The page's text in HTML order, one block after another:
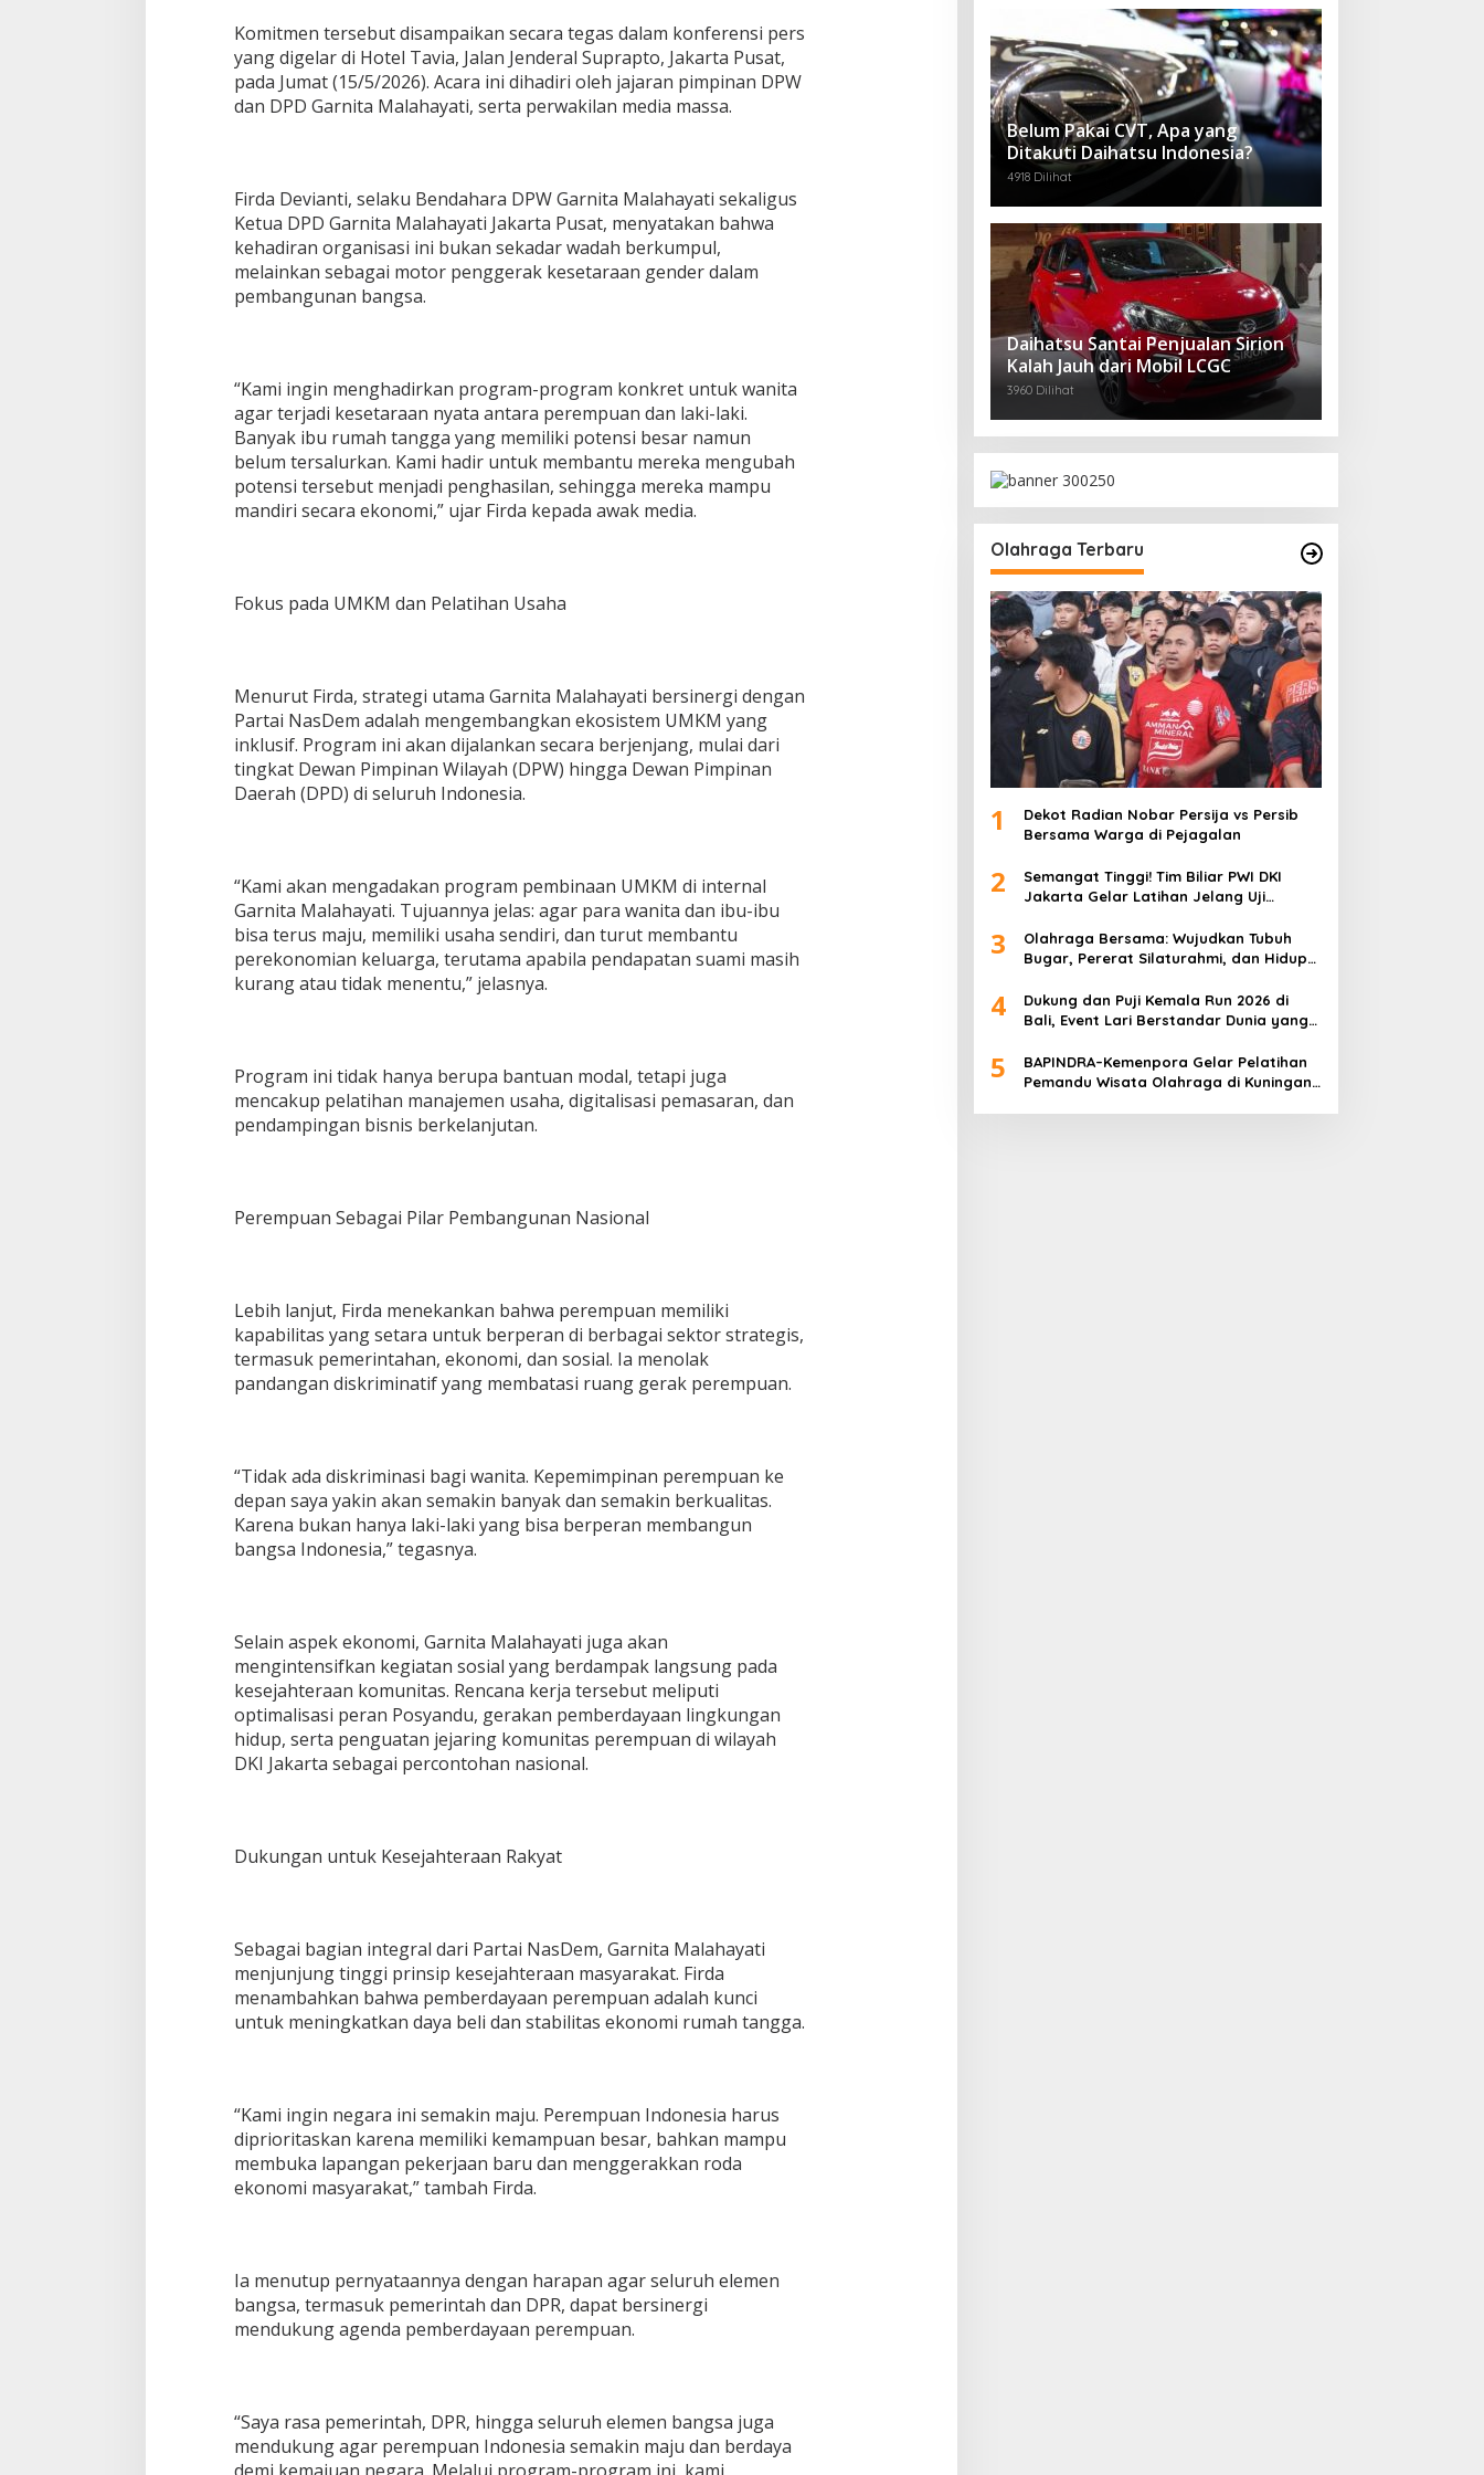
y
a
Komitmen tersebut disampaikan secara tegas dalam konferensi pers
yang digelar di Hotel Tavia, Jalan Jenderal Suprapto, Jakarta Pusat,
pada Jumat (15/5/2026). Acara ini dihadiri oleh jajaran pimpinan DPW
dan DPD Garnita Malahayati, serta perwakilan media massa.
Firda Devianti, selaku Bendahara DPW Garnita Malahayati sekaligus
Ketua DPD Garnita Malahayati Jakarta Pusat, menyatakan bahwa
kehadiran organisasi ini bukan sekadar wadah berkumpul,
melainkan sebagai motor penggerak kesetaraan gender dalam
pembangunan bangsa.
“Kami ingin menghadirkan program-program konkret untuk wanita
agar terjadi kesetaraan nyata antara perempuan dan laki-laki.
Banyak ibu rumah tangga yang memiliki potensi besar namun
belum tersalurkan. Kami hadir untuk membantu mereka mengubah
potensi tersebut menjadi penghasilan, sehingga mereka mampu
mandiri secara ekonomi,” ujar Firda kepada awak media.
Fokus pada UMKM dan Pelatihan Usaha
Menurut Firda, strategi utama Garnita Malahayati bersinergi dengan
Partai NasDem adalah mengembangkan ekosistem UMKM yang
inklusif. Program ini akan dijalankan secara berjenjang, mulai dari
tingkat Dewan Pimpinan Wilayah (DPW) hingga Dewan Pimpinan
Daerah (DPD) di seluruh Indonesia.
“Kami akan mengadakan program pembinaan UMKM di internal
Garnita Malahayati. Tujuannya jelas: agar para wanita dan ibu-ibu
bisa terus maju, memiliki usaha sendiri, dan turut membantu
perekonomian keluarga, terutama apabila pendapatan suami masih
kurang atau tidak menentu,” jelasnya.
Program ini tidak hanya berupa bantuan modal, tetapi juga
mencakup pelatihan manajemen usaha, digitalisasi pemasaran, dan
pendampingan bisnis berkelanjutan.
Perempuan Sebagai Pilar Pembangunan Nasional
Lebih lanjut, Firda menekankan bahwa perempuan memiliki
kapabilitas yang setara untuk berperan di berbagai sektor strategis,
termasuk pemerintahan, ekonomi, dan sosial. Ia menolak
pandangan diskriminatif yang membatasi ruang gerak perempuan.
“Tidak ada diskriminasi bagi wanita. Kepemimpinan perempuan ke
depan saya yakin akan semakin banyak dan semakin berkualitas.
Karena bukan hanya laki-laki yang bisa berperan membangun
bangsa Indonesia,” tegasnya.
Selain aspek ekonomi, Garnita Malahayati juga akan
mengintensifkan kegiatan sosial yang berdampak langsung pada
kesejahteraan komunitas. Rencana kerja tersebut meliputi
optimalisasi peran Posyandu, gerakan pemberdayaan lingkungan
hidup, serta penguatan jejaring komunitas perempuan di wilayah
DKI Jakarta sebagai percontohan nasional.
Dukungan untuk Kesejahteraan Rakyat
Sebagai bagian integral dari Partai NasDem, Garnita Malahayati
menjunjung tinggi prinsip kesejahteraan masyarakat. Firda
menambahkan bahwa pemberdayaan perempuan adalah kunci
untuk meningkatkan daya beli dan stabilitas ekonomi rumah tangga.
“Kami ingin negara ini semakin maju. Perempuan Indonesia harus
diprioritaskan karena memiliki kemampuan besar, bahkan mampu
membuka lapangan pekerjaan baru dan menggerakkan roda
ekonomi masyarakat,” tambah Firda.
Ia menutup pernyataannya dengan harapan agar seluruh elemen
bangsa, termasuk pemerintah dan DPR, dapat bersinergi
mendukung agenda pemberdayaan perempuan.
“Saya rasa pemerintah, DPR, hingga seluruh elemen bangsa juga
mendukung agar perempuan Indonesia semakin maju dan berdaya
Belum Pakai CVT, Apa yang
Ditakuti Daihatsu Indonesia?
4918 Dilihat
Daihatsu Santai Penjualan Sirion
Kalah Jauh dari Mobil LCGC
3960 Dilihat
Olahraga Terbaru
1
Dekot Radian Nobar Persija vs Persib
Bersama Warga di Pejagalan
2
Semangat Tinggi! Tim Biliar PWI DKI
Jakarta Gelar Latihan Jelang Uji
3
Olahraga Bersama: Wujudkan Tubuh
Bugar, Pererat Silaturahmi, dan Hidup
4
Dukung dan Puji Kemala Run 2026 di
Bali, Event Lari Berstandar Dunia yang
5
BAPINDRA–Kemenpora Gelar Pelatihan
Pemandu Wisata Olahraga di Kuningan